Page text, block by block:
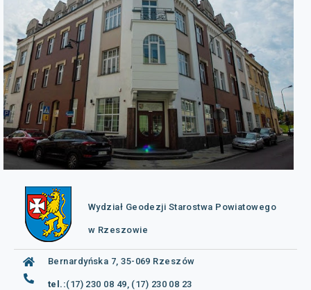
Wydział Geodezji Starostwa Powiatowego
w Rzeszowie
Bernardyńska 7, 35-069 Rzeszów
tel.:(17) 230 08 49, (17) 230 08 23